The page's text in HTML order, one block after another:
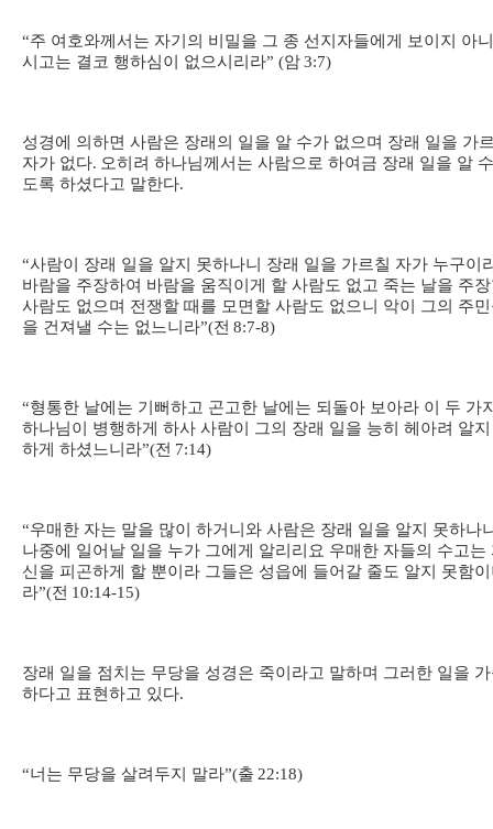
“주 여호와께서는 자기의 비밀을 그 종 선지자들에게 보이지 아
시고는 결코 행하심이 없으시리라” (암3:7)
성경에 의하면 사람은 장래의 일을 알 수가 없으며 장래 일을 가
자가 없다. 오히려 하나님께서는 사람으로 하여금 장래 일을 알
도록 하셨다고 말한다.
“사람이 장래 일을 알지 못하나니 장래 일을 가르칠 자가 누구이
바람을 주장하여 바람을 움직이게 할 사람도 없고 죽는 날을 주
사람도 없으며 전쟁할 때를 모면할 사람도 없으니 악이 그의 주
을 건져낼 수는 없느니라”(전 8:7-8)
“형통한 날에는 기뻐하고 곤고한 날에는 되돌아 보아라 이 두 가
하나님이 병행하게 하사 사람이 그의 장래 일을 능히 헤아려 알
하게 하셨느니라”(전 7:14)
“우매한 자는 말을 많이 하거니와 사람은 장래 일을 알지 못하나
나중에 일어날 일을 누가 그에게 알리리요 우매한 자들의 수고는
신을 피곤하게 할 뿐이라 그들은 성읍에 들어갈 줄도 알지 못함
라”(전 10:14-15)
장래 일을 점치는 무당을 성경은 죽이라고 말하며 그러한 일을
하다고 표현하고 있다.
“너는 무당을 살려두지 말라”(출 22:18)